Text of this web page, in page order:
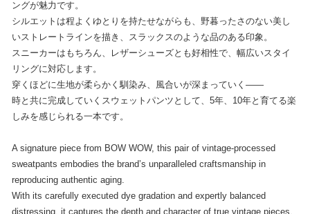
ングが魅力です。
シルエットは程よくゆとりを持たせながらも、野暮ったさのない美し
いストレートラインを描き、スラックスのような品のある印象。
スニーカーはもちろん、レザーシューズとも好相性で、幅広いスタイ
リングに対応します。
穿くほどに生地が柔らかく馴染み、風合いが深まっていく――
時と共に完成していくスウェットパンツとして、5年、10年と育てる楽
しみを感じられる一本です。
A signature piece from BOW WOW, this pair of vintage-processed
sweatpants embodies the brand’s unparalleled craftsmanship in
reproducing authentic aging.
With its carefully executed dye gradation and expertly balanced
distressing, it captures the depth and character of true vintage pieces.